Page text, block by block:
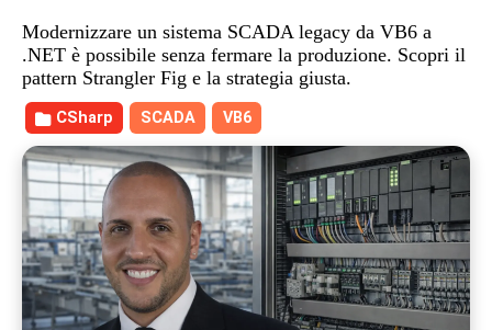
Modernizzare un sistema SCADA legacy da VB6 a
.NET è possibile senza fermare la produzione. Scopri il
pattern Strangler Fig e la strategia giusta.
CSharp SCADA VB6